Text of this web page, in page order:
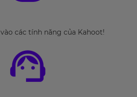
vào các tính năng của Kahoot!